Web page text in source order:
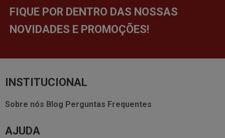
FIQUE POR DENTRO DAS NOSSAS
NOVIDADES E PROMOÇÕES!
INSTITUCIONAL
Sobre nós Blog Perguntas Frequentes
AJUDA